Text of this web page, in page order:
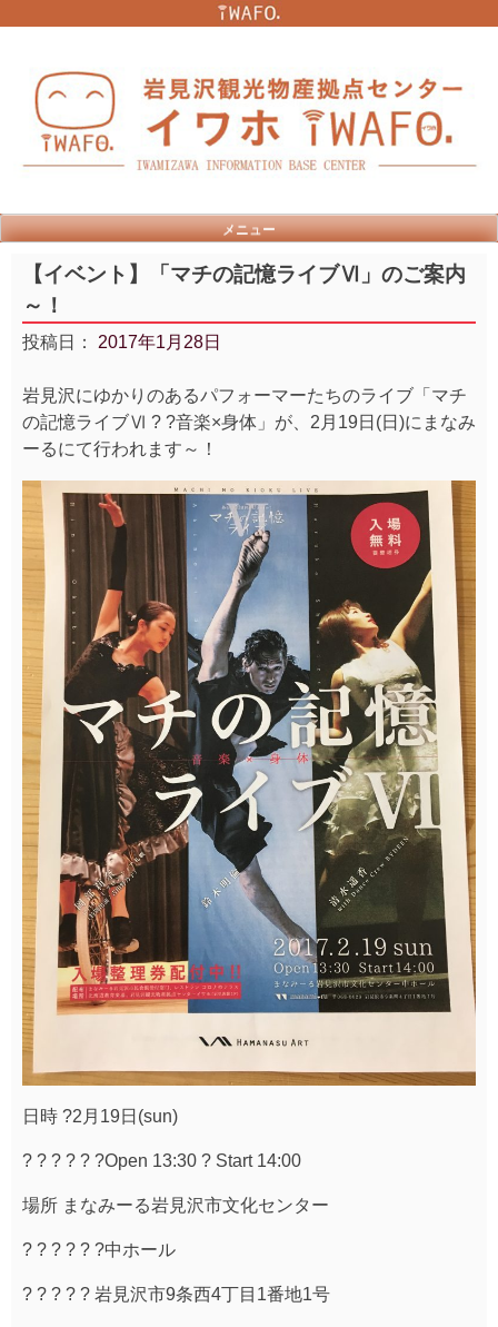
メニュー
【イベント】「マチの記憶ライブⅥ」のご案内
～！
投稿日： 2017年1月28日
岩見沢にゆかりのあるパフォーマーたちのライブ「マチ
の記憶ライブⅥ ? ?音楽×身体」が、2月19日(日)にまなみ
ーるにて行われます～！
日時 ?2月19日(sun)
? ? ? ? ? ?Open 13:30 ? Start 14:00
場所 まなみーる岩見沢市文化センター
? ? ? ? ? ?中ホール
? ? ? ? ? 岩見沢市9条西4丁目1番地1号